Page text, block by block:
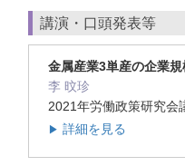
講演・口頭発表等
金属産業3単産の企業
李 旼珍
2021年労働政策研究
▶ 詳細を見る